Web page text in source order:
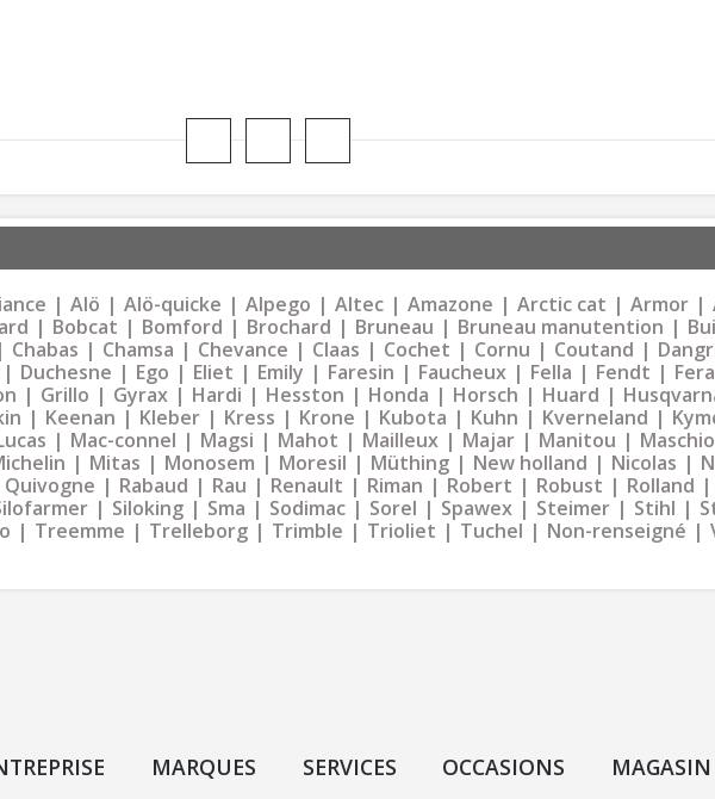
Alö Alö-quicke Alpego Altec Amazone Arctic cat Armor
Bobcat Bomford Brochard Bruneau Bruneau manutention
Chabas Chamsa Chevance Claas Cochet Cornu Coutand
Duchesne Ego Eliet Emily Faresin Faucheux Fella Fendt
Grillo Gyrax Hardi Hesston Honda Horsch Huard
Keenan Kleber Kress Krone Kubota Kuhn Kverneland
Mac-connel Magsi Mahot Mailleux Majar Manitou Maschio
Mitas Monosem Moresil Müthing New holland Nicolas
Quivogne Rabaud Rau Renault Riman Robert Robust Rolland
Siloking Sma Sodimac Sorel Spawex Steimer Stihl
Treemme Trelleborg Trimble Trioliet Tuchel Non-renseigné
MARQUES SERVICES OCCASIONS MAGASIN